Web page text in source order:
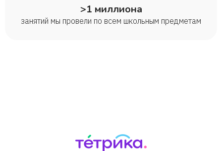
>1 миллиона
занятий мы провели по всем школьным предметам